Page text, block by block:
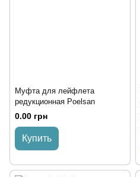
Муфта для лейфлета
редукционная Poelsan
0.00 грн
Купить